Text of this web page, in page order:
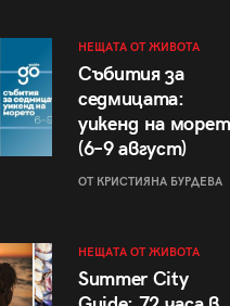
НЕЩАТА ОТ ЖИВОТА
Събития за
седмицата:
уикенд на
(6–9 август)
ОТ КРИСТИЯНА БУРДЕВА
НЕЩАТА ОТ ЖИВОТА
Summer City